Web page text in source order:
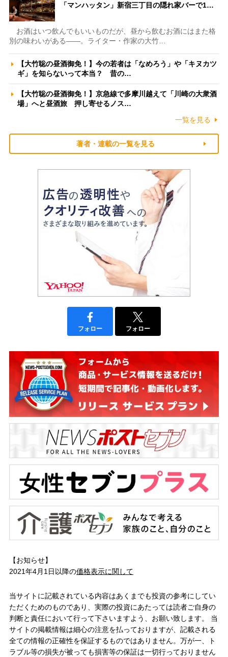
「マンハッタン」新宿三丁目の隠れ家バーで1…
お酒はいつ飲んでもいいものだが、昼から飲むお酒にはまた格
別の味わいがある――。ライター・作家の大竹…
【大竹聡の昼酒御免！】今の若者は「なめろう」や「キヌカツ
ギ」を知らないって本当？ 昔の…
【大竹聡の昼酒御免！】京急線で多摩川越えて「川崎の大衆酒
場」へと昼酒旅 押し寄せるノス…
一覧を見る
著者・連載の一覧を見る
フォロー フォロー
【お知らせ】
2021年4月1日以降の価格表示に関して
当サイトに記載されている内容はあくまでも投資の参考にしてい
ただくためのものであり、実際の投資にあたっては読者ご自身の
判断と責任において行って下さいますよう、お願い致します。 当
サイトの掲載情報は細心の注意を払っておりますが、記載される
全ての情報の正確性を保証するものではありません。万が一、ト
ラブル等の損失が被っても損害等の保証は一切行っておりません